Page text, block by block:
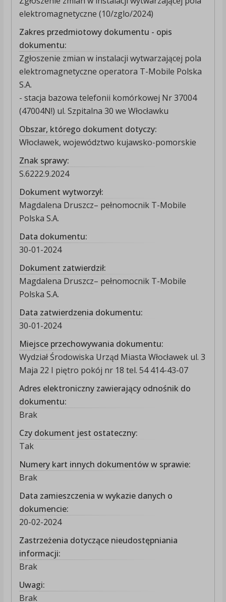
elektromagnetyczne (10/zglo/2024)
Zakres przedmiotowy dokumentu - opis
dokumentu:
Zgłoszenie zmian w instalacji wytwarzającej pola
elektromagnetyczne operatora T-Mobile Polska
S.A.
- stacja bazowa telefonii komórkowej Nr 37004
(47004N!) ul. Szpitalna 30 we Włocławku
Obszar, którego dokument dotyczy:
Włocławek, województwo kujawsko-pomorskie
Znak sprawy:
S.6222.9.2024
Dokument wytworzył:
Magdalena Druszcz– pełnomocnik T-Mobile
Polska S.A.
Data dokumentu:
30-01-2024
Dokument zatwierdził:
Magdalena Druszcz– pełnomocnik T-Mobile
Polska S.A.
Data zatwierdzenia dokumentu:
30-01-2024
Miejsce przechowywania dokumentu:
Wydział Środowiska Urząd Miasta Włocławek ul. 3
Maja 22 I piętro pokój nr 18 tel. 54 414-43-07
Adres elektroniczny zawierający odnośnik do
dokumentu:
Brak
Czy dokument jest ostateczny:
Tak
Numery kart innych dokumentów w sprawie:
Brak
Data zamieszczenia w wykazie danych o
dokumencie:
20-02-2024
Zastrzeżenia dotyczące nieudostępniania
informacji:
Brak
Uwagi:
Brak